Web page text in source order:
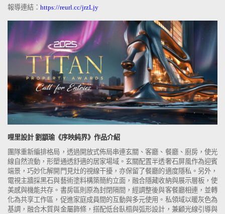
報導連結： https://reurl.cc/jrzLjy
哩里設計 劉顓瑜《序映純界》作品介紹
團隊重新編排格局，透過開放式佈局串連玄關、客廳、餐廳、廚房，使光
線自然流動，形塑通透舒適的居家場域。玄關配置半透奢石屏風作為迎賓
端景，巧妙化解開門見灶的視線干擾，亦保留了餐廳的適度隱私。另外，
電視主牆採黑石與藝術塗料構築簡約立面，融合隱藏收納與展示層板，使
美感與機能共存。書房區則原為封閉隔間，經調整後與客餐廳相連，並轉
化為共享工作區，促進家庭成員間的互動與多元使用。私領域以暖灰色為
基調，融合木質與金屬飾條，搭配低台臥榻與弧形設計，兼顧光線引導與